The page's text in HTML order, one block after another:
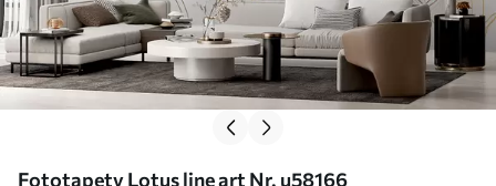
Fototapety Lotus line art Nr. u58166